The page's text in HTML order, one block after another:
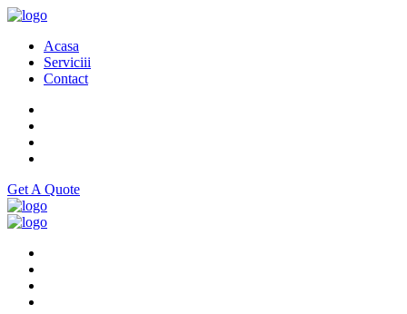
Acasa
Serviciii
Contact
Get A Quote